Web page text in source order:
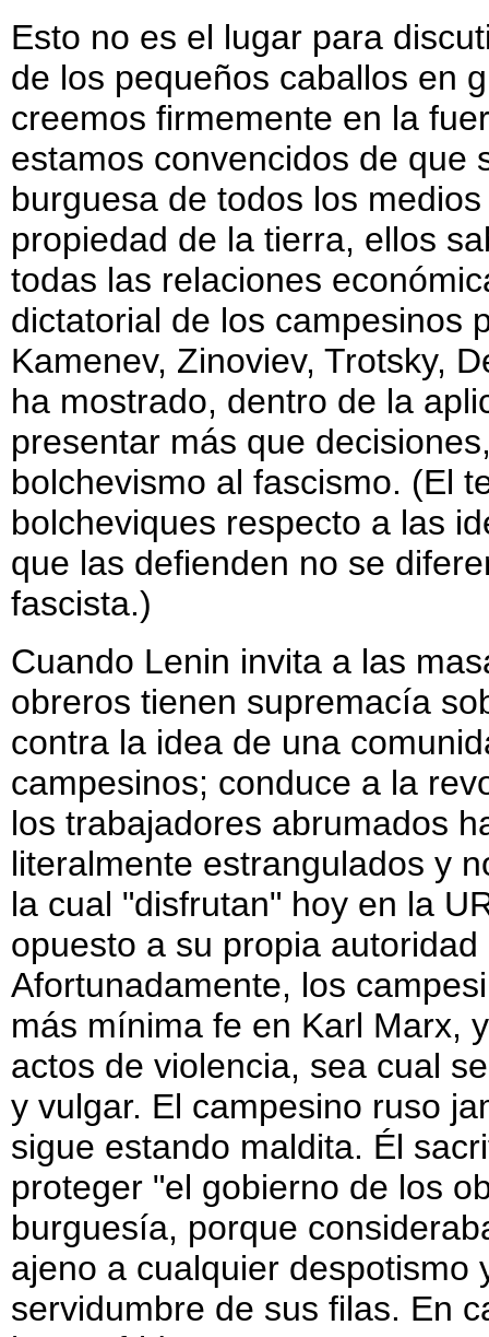
Esto no es el lugar para
de los pequeños caballos en
creemos firmemente en la
estamos convencidos de que
burguesa de todos los
propiedad de la tierra, ellos
todas las relaciones
dictatorial de los campesinos
Kamenev, Zinoviev, Trotsky,
ha mostrado, dentro de la
presentar más que
bolchevismo al fascismo. (El
bolcheviques respecto a las
que las defienden no se
fascista.)
Cuando Lenin invita a las
obreros tienen supremacía
contra la idea de una
campesinos; conduce a la
los trabajadores abrumados
literalmente estrangulados y
la cual "disfrutan" hoy en la
opuesto a su propia
Afortunadamente, los
más mínima fe en Karl Marx,
actos de violencia, sea cual
y vulgar. El campesino ruso
sigue estando maldita. Él
proteger "el gobierno de los
burguesía, porque
ajeno a cualquier despotismo
servidumbre de sus filas. En